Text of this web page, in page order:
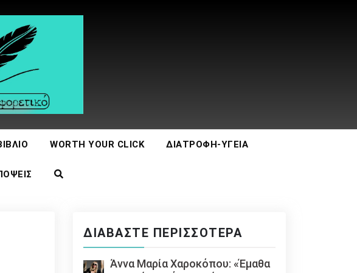
WORTH YOUR CLICK ΔΙΑΤΡΟΦΉ-ΥΓΕΊΑ
ΔΙΑΒΆΣΤΕ ΠΕΡΙΣΣΌΤΕΡΑ
Άννα Μαρία Χαροκόπου: «Έμαθα